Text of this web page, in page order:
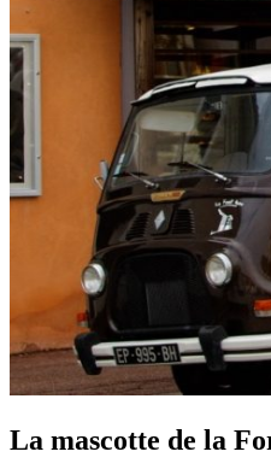
La mascotte de la